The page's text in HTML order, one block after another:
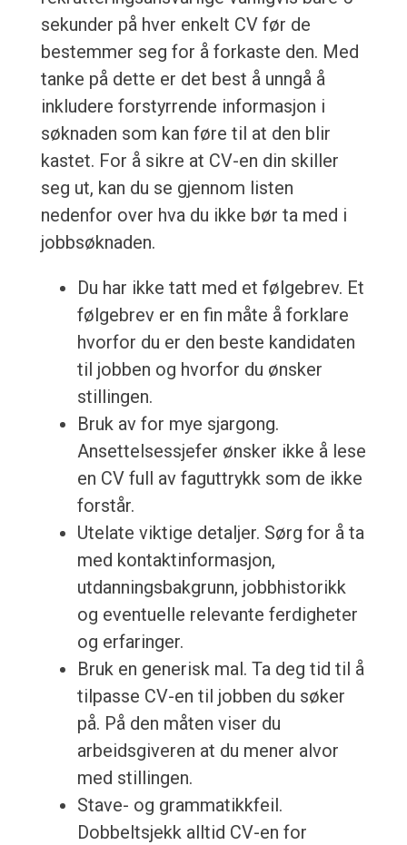
sekunder på hver enkelt CV før de
bestemmer seg for å forkaste den. Med
tanke på dette er det best å unngå å
inkludere forstyrrende informasjon i
søknaden som kan føre til at den blir
kastet. For å sikre at CV-en din skiller
seg ut, kan du se gjennom listen
nedenfor over hva du ikke bør ta med i
jobbsøknaden.
Du har ikke tatt med et følgebrev. Et
følgebrev er en fin måte å forklare
hvorfor du er den beste kandidaten
til jobben og hvorfor du ønsker
stillingen.
Bruk av for mye sjargong.
Ansettelsessjefer ønsker ikke å lese
en CV full av faguttrykk som de ikke
forstår.
Utelate viktige detaljer. Sørg for å ta
med kontaktinformasjon,
utdanningsbakgrunn, jobbhistorikk
og eventuelle relevante ferdigheter
og erfaringer.
Bruk en generisk mal. Ta deg tid til å
tilpasse CV-en til jobben du søker
på. På den måten viser du
arbeidsgiveren at du mener alvor
med stillingen.
Stave- og grammatikkfeil.
Dobbeltsjekk alltid CV-en for